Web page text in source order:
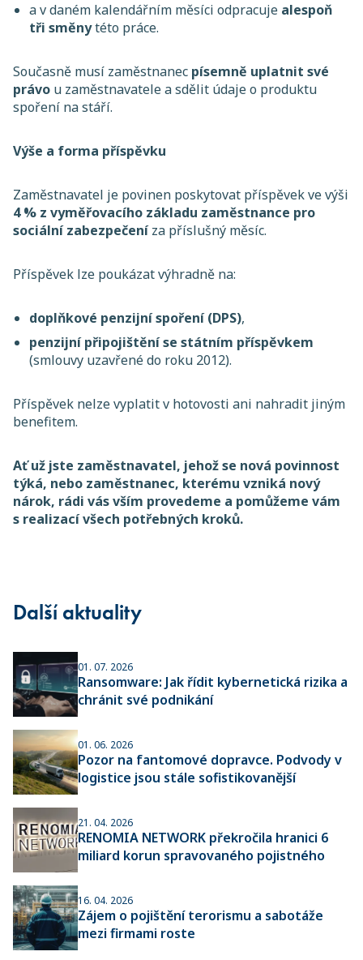
a v daném kalendářním měsíci odpracuje alespoň
tři směnytéto práce.
Současně musí zaměstnanec písemně uplatnit své
právo u zaměstnavatele a sdělit údaje o produktu
spoření na stáří.
Výše a forma příspěvku
Zaměstnavatel je povinen poskytovat příspěvek ve výši
4 % z vyměřovacího základu zaměstnance pro
sociální zabezpečeníza příslušný měsíc.
Příspěvek lze poukázat výhradně na:
doplňkové penzijní spoření (DPS),
penzijní připojištění se státním příspěvkem
(smlouvy uzavřené do roku 2012).
Příspěvek nelze vyplatit v hotovosti ani nahradit jiným
benefitem.
Ať už jste zaměstnavatel, jehož se nová povinnost
týká, nebo zaměstnanec, kterému vzniká nový
nárok, rádi vás vším provedeme a pomůžeme vám
s realizací všech potřebných kroků.
Další aktuality
01. 07. 2026
Ransomware: Jak řídit kybernetická rizika a
chránit své podnikání
01. 06. 2026
Pozor na fantomové dopravce. Podvody v
logistice jsou stále sofistikovanější
21. 04. 2026
RENOMIA NETWORK překročila hranici 6
miliard korun spravovaného pojistného
16. 04. 2026
Zájem o pojištění terorismu a sabotáže
mezi firmami roste